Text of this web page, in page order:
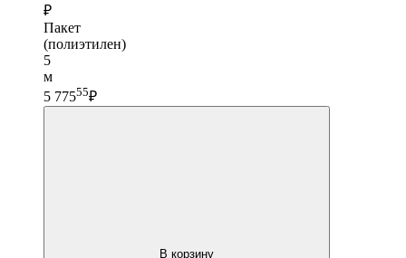
₽
Пакет
(полиэтилен)
5
м
5 77555₽
В корзину